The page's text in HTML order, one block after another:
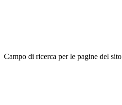
Campo di ricerca per le pagine del sito